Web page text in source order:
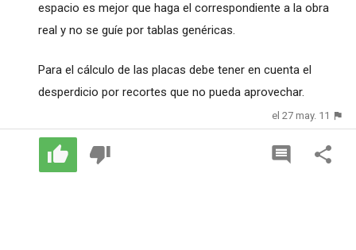
espacio es mejor que haga el correspondiente a la obra
real y no se guíe por tablas genéricas.
Para el cálculo de las placas debe tener en cuenta el
desperdicio por recortes que no pueda aprovechar.
el 27 may. 11